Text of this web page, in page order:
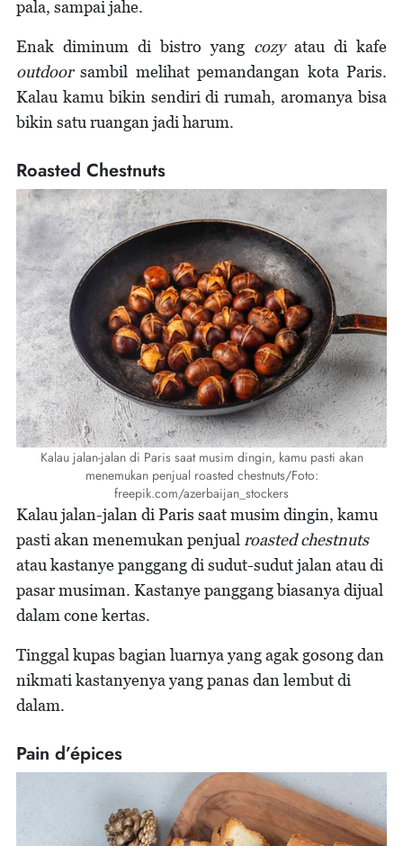
pala, sampai jahe.
Enak diminum di bistro yang cozy atau di kafe
outdoorsambil melihat pemandangan kota Paris.
Kalau kamu bikin sendiri di rumah, aromanya bisa
bikin satu ruangan jadi harum.
Roasted Chestnuts
Kalau jalan-jalan di Paris saat musim dingin, kamu pasti akan
menemukan penjual roasted chestnuts/Foto:
freepik.com/azerbaijan_stockers
Kalau jalan-jalan di Paris saat musim dingin, kamu
pasti akan menemukan penjual roasted chestnuts
atau kastanye panggang di sudut-sudut jalan atau di
pasar musiman. Kastanye panggang biasanya dijual
dalam cone kertas.
Tinggal kupas bagian luarnya yang agak gosong dan
nikmati kastanyenya yang panas dan lembut di
dalam.
Pain d’épices